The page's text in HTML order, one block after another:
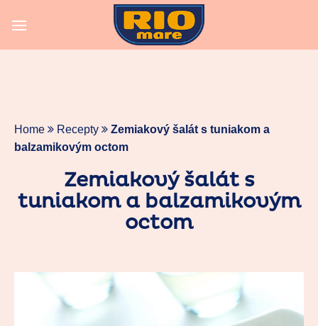
Home Recepty
Zemiakový šalát s tuniakom a
balzamikovým octom
Zemiakový šalát s
tuniakom a balzamikovým
octom